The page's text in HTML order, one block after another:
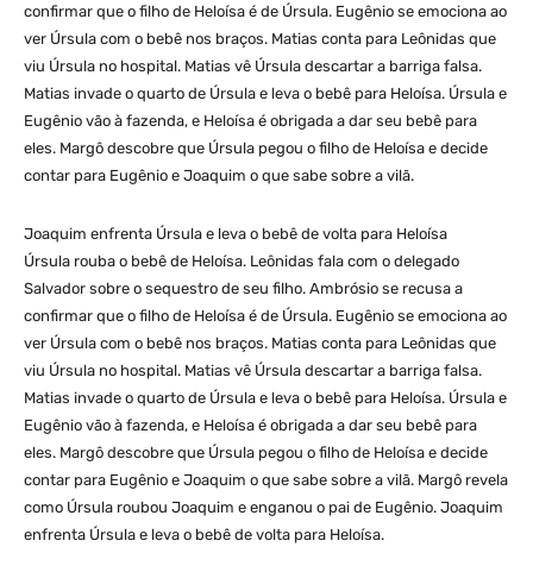
confirmar que o filho de Heloísa é de Úrsula. Eugênio se emociona ao
ver Úrsula com o bebê nos braços. Matias conta para Leônidas que
viu Úrsula no hospital. Matias vê Úrsula descartar a barriga falsa.
Matias invade o quarto de Úrsula e leva o bebê para Heloísa. Úrsula e
Eugênio vão à fazenda, e Heloísa é obrigada a dar seu bebê para
eles. Margô descobre que Úrsula pegou o filho de Heloísa e decide
contar para Eugênio e Joaquim o que sabe sobre a vilã.
Joaquim enfrenta Úrsula e leva o bebê de volta para Heloísa
Úrsula rouba o bebê de Heloísa. Leônidas fala com o delegado
Salvador sobre o sequestro de seu filho. Ambrósio se recusa a
confirmar que o filho de Heloísa é de Úrsula. Eugênio se emociona ao
ver Úrsula com o bebê nos braços. Matias conta para Leônidas que
viu Úrsula no hospital. Matias vê Úrsula descartar a barriga falsa.
Matias invade o quarto de Úrsula e leva o bebê para Heloísa. Úrsula e
Eugênio vão à fazenda, e Heloísa é obrigada a dar seu bebê para
eles. Margô descobre que Úrsula pegou o filho de Heloísa e decide
contar para Eugênio e Joaquim o que sabe sobre a vilã. Margô revela
como Úrsula roubou Joaquim e enganou o pai de Eugênio. Joaquim
enfrenta Úrsula e leva o bebê de volta para Heloísa.